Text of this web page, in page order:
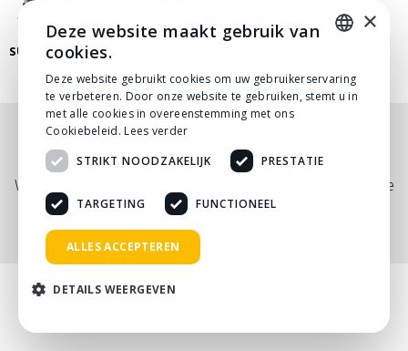
SUNSTRIP LICHTSET
Nog niet helemaal gevonden wat je zocht? Bekijk
onzePDF prijslijst, of neem contactmet ons op.
Wij adviseren je graag via telefoon, mail of tijdens een kopje
koffie!
DUTCH
×
Deze website maakt gebruik van
cookies.
Deze website gebruikt cookies om uw gebruikerservaring
te verbeteren. Door onze website te gebruiken, stemt u in
met alle cookies in overeenstemming met ons
Cookiebeleid. Lees verder
STRIKT NOODZAKELIJK
PRESTATIE
TARGETING FUNCTIONEEL
ALLES ACCEPTEREN
DETAILS WEERGEVEN